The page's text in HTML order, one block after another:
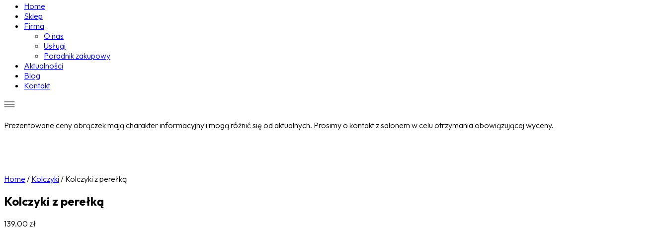
Home
Sklep
Firma
O nas
Usługi
Poradnik zakupowy
Aktualności
Blog
Kontakt
Prezentowane ceny obrączek mają charakter informacyjny i mogą różnić się od aktualnych. Prosimy o kontakt z salonem w celu otrzymania obowiązującej wyceny.
Home / Kolczyki / Kolczyki z perełką
Kolczyki z perełką
139.00 zł